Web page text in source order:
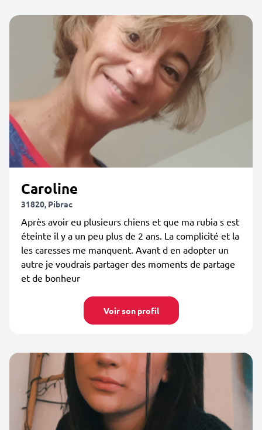
Caroline
31820, Pibrac
Après avoir eu plusieurs chiens et que ma rubia s est
éteinte il y a un peu plus de 2 ans. La complicité et la
les caresses me manquent. Avant d en adopter un
autre je voudrais partager des moments de partage
et de bonheur
Voir son profil